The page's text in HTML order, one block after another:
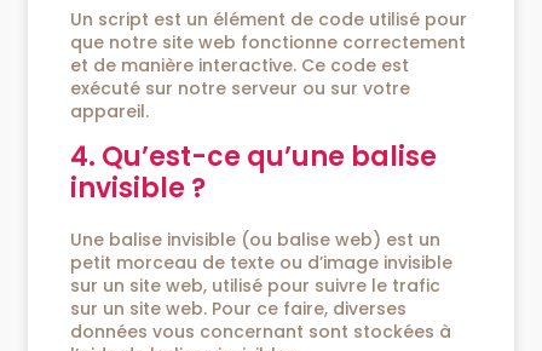
Un script est un élément de code utilisé pour
que notre site web fonctionne correctement
et de manière interactive. Ce code est
exécuté sur notre serveur ou sur votre
appareil.
4. Qu’est-ce qu’une balise
invisible ?
Une balise invisible (ou balise web) est un
petit morceau de texte ou d’image invisible
sur un site web, utilisé pour suivre le trafic
sur un site web. Pour ce faire, diverses
données vous concernant sont stockées à